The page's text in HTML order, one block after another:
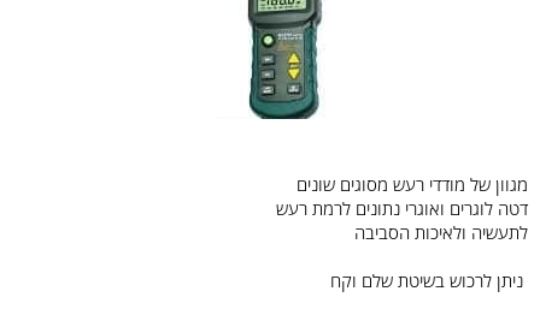
מגוון של מודדי רעש מסוגים שונים
דטה לוגרים ואוגרי נתונים לרמת רעש
לתעשיה ולאיכות הסביבה
ניתן לרכוש בשיטת שלם וקח